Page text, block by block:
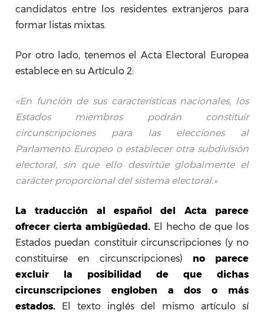
candidatos entre los residentes extranjeros para
formar listas mixtas.
Por otro lado, tenemos el Acta Electoral Europea
establece en su Artículo 2:
«En función de sus características nacionales, los
Estados miembros podrán constituir
circunscripciones para las elecciones al
Parlamento Europeo o establecer otra subdivisión
electoral, sin que ello desvirtúe globalmente el
carácter proporcional del sistema electoral.»
La traducción al español del Acta parece
ofrecer cierta ambigüedad. El hecho de que los
Estados puedan constituir circunscripciones (y no
constituirse en circunscripciones) no parece
excluir la posibilidad de que dichas
circunscripciones engloben a dos o más
estados. El texto inglés del mismo artículo sí